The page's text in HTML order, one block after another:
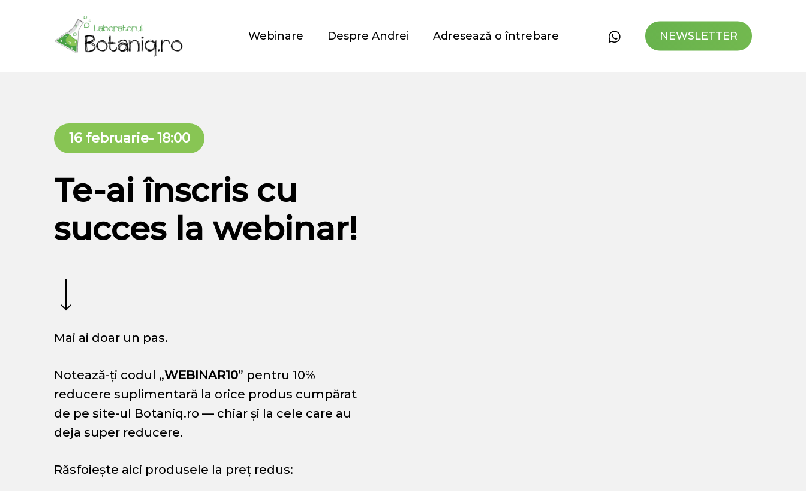
Webinare Despre Andrei Adresează o întrebare whatsapp NEWSLETTER
16 februarie- 18:00
Te-ai înscris cu
succes la webinar!
Mai ai doar un pas.
Notează-ți codul „WEBINAR10” pentru 10%
reducere suplimentară la orice produs cumpărat
de pe site-ul Botaniq.ro — chiar și la cele care au
deja super reducere.
Răsfoiește aici produsele la preț redus: